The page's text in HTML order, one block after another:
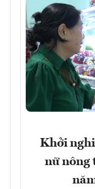
Khởi
nữ nông